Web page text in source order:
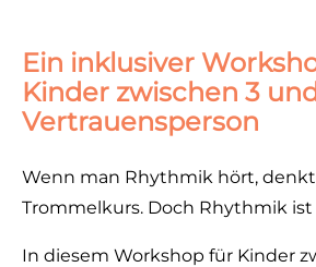
Ein inklusiver
Kinder zwischen 3
Vertrauensperson
Wenn man Rhythmik hört,
Trommelkurs. Doch Rhythmik ist
In diesem Workshop für Kinder